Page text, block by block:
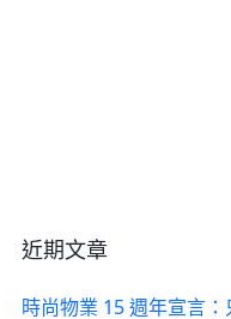
近期文章
時尚物業 15 週年宣言